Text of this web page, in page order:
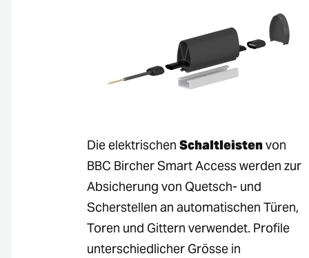
Die elektrischen Schaltleistenvon
BBC Bircher Smart Access werden zur
Absicherung von Quetsch- und
Scherstellen an automatischen Türen,
Toren und Gittern verwendet. Profile
unterschiedlicher Grösse in